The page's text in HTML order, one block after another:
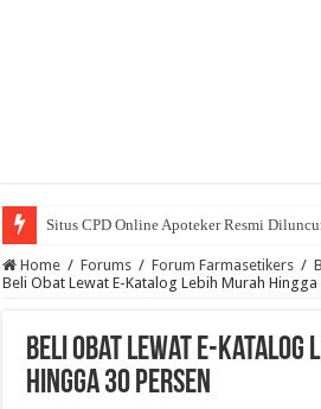
Situs CPD Online Apoteker Resmi
CPD Online Majalah Farmasetika
Home / Forums / Forum Farmasetikers /
Beli Obat Lewat E-Katalog Lebih Murah Hingga
Beli Obat Lewat E-Katalog
Hingga 30 Persen